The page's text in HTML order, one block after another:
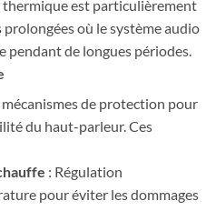
thermique est particulièrement
où le système audio
pendant de longues périodes.
de protection pour
du haut-parleur. Ces
: Régulation
pour éviter les dommages